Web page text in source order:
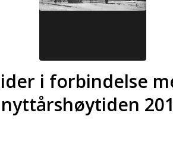
i forbindelse
nyttårshøytiden